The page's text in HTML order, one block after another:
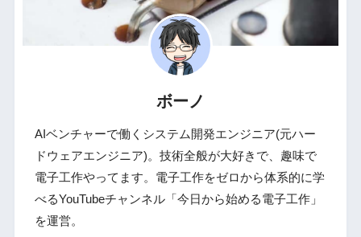
ボーノ
AIベンチャーで働くシステム開発エンジニア(元ハー
ドウェアエンジニア)。技術全般が大好きで、趣味で
電子工作やってます。電子工作をゼロから体系的に学
べるYouTubeチャンネル「今日から始める電子工作」
を運営。